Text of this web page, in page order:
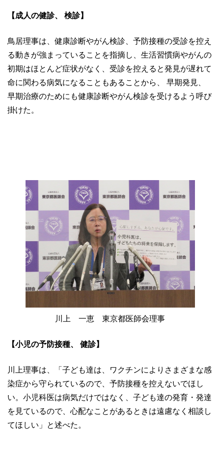
【成人の健診、 検診】
鳥居理事は、健康診断やがん検診、予防接種の受診を控え
る動きが強まっていることを指摘し、生活習慣病やがんの
初期はほとんど症状がなく、受診を控えると発見が遅れて
命に関わる病気になることもあることから、 早期発見、
早期治療のためにも健康診断やがん検診を受けるよう呼び
掛けた。
川上 一恵 東京都医師会理事
【小児の予防接種、 健診】
川上理事は、「子ども達は、ワクチンによりさまざまな感
染症から守られているので、予防接種を控えないでほし
い。小児科医は病気だけではなく、子ども達の発育・発達
を見ているので、心配なことがあるときは遠慮なく相談し
てほしい」と述べた。